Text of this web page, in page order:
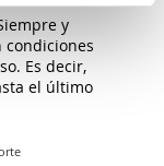
y
condiciones
Es decir,
el último